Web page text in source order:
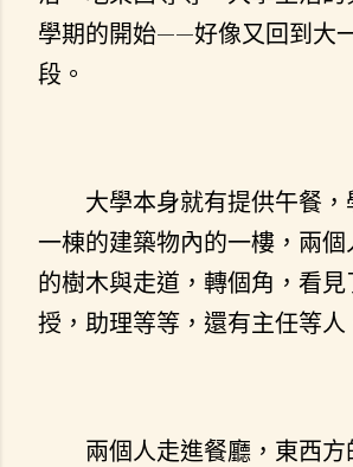
學期的開始——好像又回到大
段。
大學本身就有提供午餐
一棟的建築物內的一樓，兩
的樹木與走道，轉個角，看
授，助理等等，還有主任等人
兩個人走進餐廳，東西方